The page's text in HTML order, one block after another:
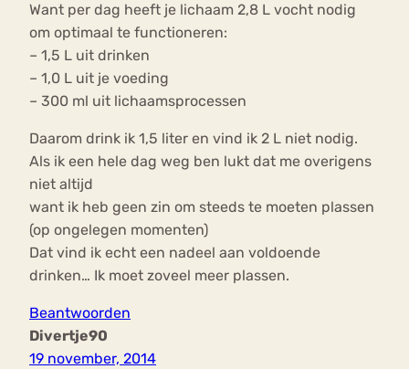
Want per dag heeft je lichaam 2,8 L vocht nodig
om optimaal te functioneren:
– 1,5 L uit drinken
– 1,0 L uit je voeding
– 300 ml uit lichaamsprocessen
Daarom drink ik 1,5 liter en vind ik 2 L niet nodig.
Als ik een hele dag weg ben lukt dat me overigens
niet altijd
want ik heb geen zin om steeds te moeten plassen
(op ongelegen momenten)
Dat vind ik echt een nadeel aan voldoende
drinken… Ik moet zoveel meer plassen.
Beantwoorden
Divertje90
19 november, 2014